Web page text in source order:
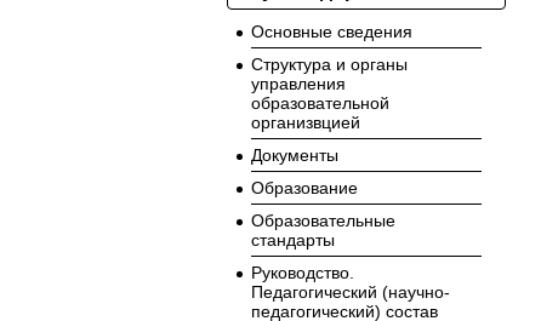
Основные сведения
Структура и органы
управления
образовательной
организвцией
Документы
Образование
Образовательные
стандарты
Руководство.
Педагогический (научно-
педагогический) состав